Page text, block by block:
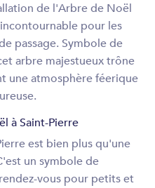
de l'Arbre de Noël
pour les
passage. Symbole de
arbre majestueux trône
une atmosphère féerique
à Saint-Pierre
est bien plus qu'une
un symbole de
vous pour petits et